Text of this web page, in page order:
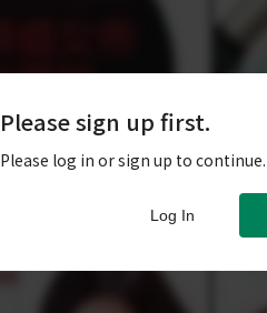
Please sign up first.
Please log in or sign up to continue.
Log In